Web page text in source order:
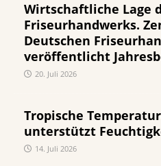
Wirtschaftliche Lage
Friseurhandwerks.
Deutschen
veröffentlicht
20. Juli 2026
Tropische
unterstützt
14. Juli 2026